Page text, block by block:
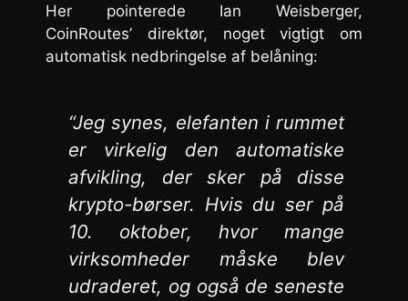
Her pointerede Ian Weisberger,
CoinRoutes’ direktør, noget vigtigt om
automatisk nedbringelse af belåning:
“Jeg synes, elefanten i rummet
er virkelig den automatiske
afvikling, der sker på disse
krypto-børser. Hvis du ser på
10. oktober, hvor mange
virksomheder måske blev
udraderet, og også de seneste